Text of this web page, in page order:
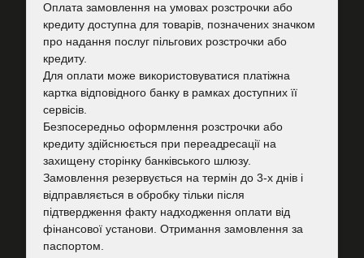
Оплата замовлення на умовах розстрочки або
кредиту доступна для товарів, позначених значком
про надання послуг пільгових розстрочки або
кредиту.
Для оплати може використовуватися платіжна
картка відповідного банку в рамках доступних її
сервісів.
Безпосередньо оформлення розстрочки або
кредиту здійснюється при переадресації на
захищену сторінку банківського шлюзу.
Замовлення резервується на термін до 3-х днів і
відправляється в обробку тільки після
підтвердження факту надходження оплати від
фінансової установи. Отримання замовлення за
паспортом.